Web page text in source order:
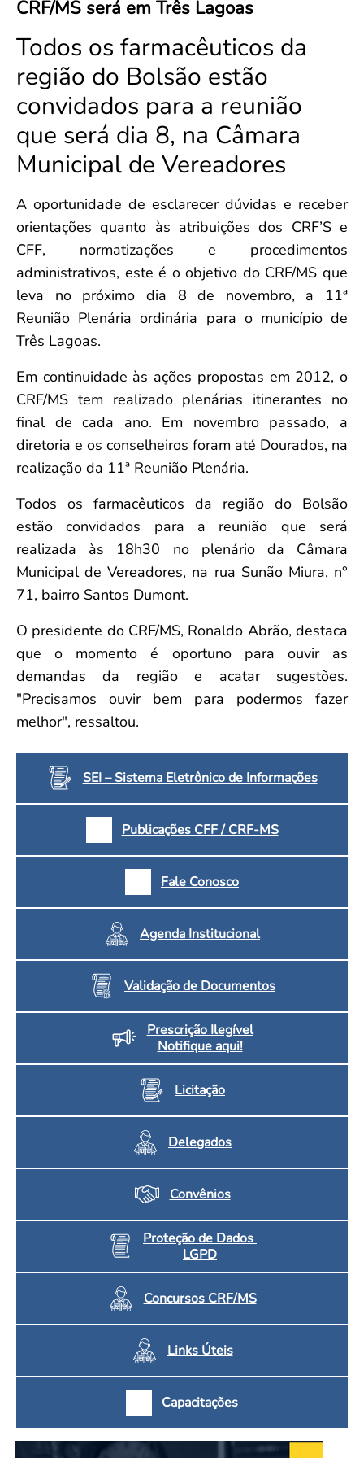
Convenção Coletiva 2025/2026 – Piso salarial Farmácias e Drogaria
Calendário Eleitoral
Candidatos
Dúvidas Frequentes
Eleições Anteriores
CRF/MS será em Três Lagoas
Todos os farmacêuticos da
região do Bolsão estão
convidados para a reunião
que será dia 8, na Câmara
Municipal de Vereadores
A oportunidade de esclarecer dúvidas e receber
orientações quanto às atribuições dos CRF’S e
CFF, normatizações e procedimentos
administrativos, este é o objetivo do CRF/MS que
leva no próximo dia 8 de novembro, a 11ª
Reunião Plenária ordinária para o município de
Três Lagoas.
Em continuidade às ações propostas em 2012, o
CRF/MS tem realizado plenárias itinerantes no
final de cada ano. Em novembro passado, a
diretoria e os conselheiros foram até Dourados, na
realização da 11ª Reunião Plenária.
Todos os farmacêuticos da região do Bolsão
estão convidados para a reunião que será
realizada às 18h30 no plenário da Câmara
Municipal de Vereadores, na rua Sunão Miura, n°
71, bairro Santos Dumont.
O presidente do CRF/MS, Ronaldo Abrão, destaca
que o momento é oportuno para ouvir as
demandas da região e acatar sugestões.
"Precisamos ouvir bem para podermos fazer
melhor", ressaltou.
SEI – Sistema Eletrônico de Informações
Publicações CFF / CRF-MS
Fale Conosco
Agenda Institucional
Validação de Documentos
Prescrição Ilegível
Notifique aqui!
Licitação
Delegados
Convênios
Proteção de Dados
LGPD
Concursos CRF/MS
Links Úteis
Capacitações